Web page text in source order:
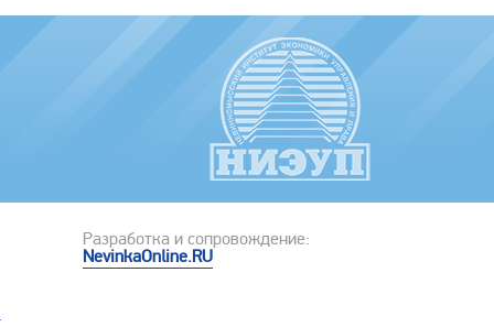
Разработка и сопровождение:
NevinkaOnline.RU